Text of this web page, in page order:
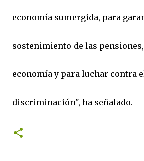
economía sumergida, para
sostenimiento de las
economía y para luchar contra
discriminación", ha señalado.